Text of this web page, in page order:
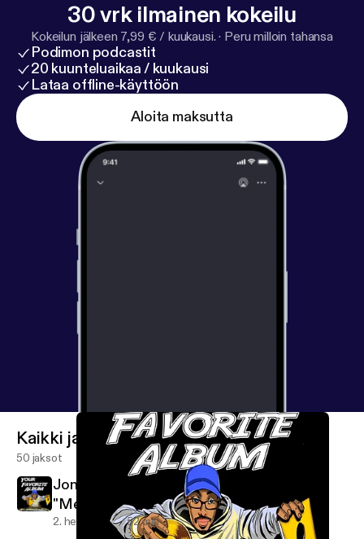
30 vrk ilmainen kokeilu
Kokeilun jälkeen 7,99 € / kuukausi. · Peru milloin tahansa
Podimon podcastit
20 kuunteluaikaa / kuukausi
Lataa offline-käyttöön
Aloita maksutta
Kaikki jaksot
50 jaksot
Jonathan Munar: The Smashing Pumpkins'
"Mellon Collie and the Infinite Sadness"
2. helmi 2016 52 min